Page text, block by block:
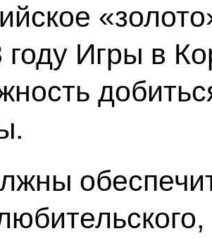
году Игры в